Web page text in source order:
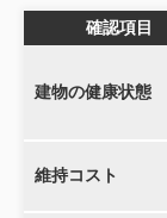
確認項目
建物の健康状態
維持コスト